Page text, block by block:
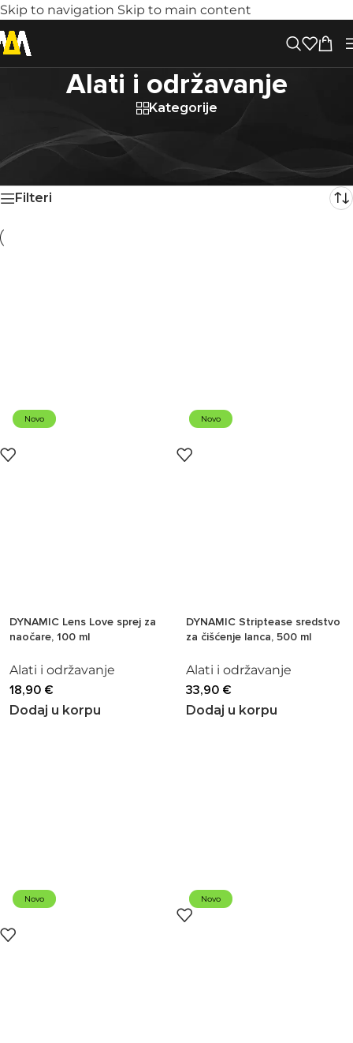
Skip to navigation Skip to main content
Alati i održavanje
Kategorije
Aksesoari za biciklizam
održavanje
Prikaz 1–40 od 218 rezultata
Filteri
Novo
DYNAMIC Lens Love sprej za
naočare, 100 ml
Alati i održavanje
18,90 €
Dodaj u korpu
Novo
DYNAMIC Striptease sredstvo
za čišćenje lanca, 500 ml
Alati i održavanje
33,90 €
Dodaj u korpu
Novo Novo